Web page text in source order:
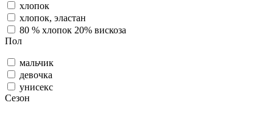
хлопок
хлопок, эластан
80 % хлопок 20% вискоза
Пол
мальчик
девочка
унисекс
Сезон